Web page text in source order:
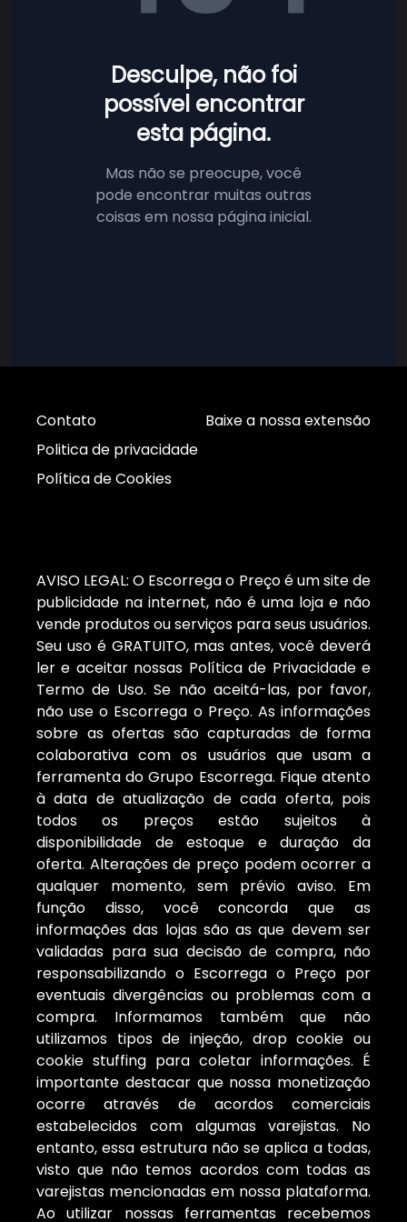
Desculpe, não foi
possível encontrar
esta página.
Mas não se preocupe, você
pode encontrar muitas outras
coisas em nossa página inicial.
Contato
Politica de privacidade
Política de Cookies
Baixe a nossa extensão
AVISO LEGAL: O Escorrega o Preço é um site de
publicidade na internet, não é uma loja e não
vende produtos ou serviços para seus usuários.
Seu uso é GRATUITO, mas antes, você deverá
ler e aceitar nossas Política de Privacidade e
Termo de Uso. Se não aceitá-las, por favor,
não use o Escorrega o Preço. As informações
sobre as ofertas são capturadas de forma
colaborativa com os usuários que usam a
ferramenta do Grupo Escorrega. Fique atento
à data de atualização de cada oferta, pois
todos os preços estão sujeitos à
disponibilidade de estoque e duração da
oferta. Alterações de preço podem ocorrer a
qualquer momento, sem prévio aviso. Em
função disso, você concorda que as
informações das lojas são as que devem ser
validadas para sua decisão de compra, não
responsabilizando o Escorrega o Preço por
eventuais divergências ou problemas com a
compra. Informamos também que não
utilizamos tipos de injeção, drop cookie ou
cookie stuffing para coletar informações. É
importante destacar que nossa monetização
ocorre através de acordos comerciais
estabelecidos com algumas varejistas. No
entanto, essa estrutura não se aplica a todas,
visto que não temos acordos com todas as
varejistas mencionadas em nossa plataforma.
Ao utilizar nossas ferramentas recebemos